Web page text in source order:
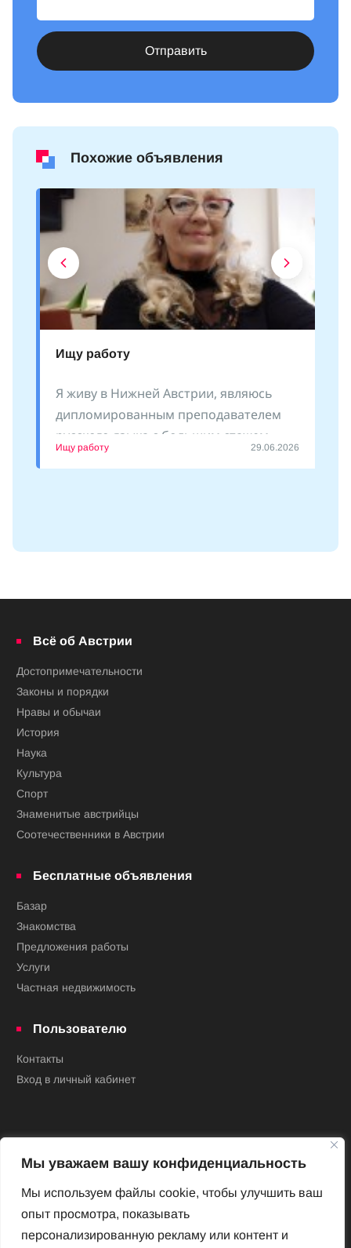
Мы уважаем вашу конфиденциальность
Мы используем файлы cookie, чтобы улучшить ваш
опыт просмотра, показывать
персонализированную рекламу или контент и
Отправить
Похожие объявления
Ищу работу
Я живу в Нижней Австрии, являюсь
дипломированным преподавателем
русского языка с большим стажем
преподавания как
Ищу работу 29.06.2026
Всё об Австрии
Достопримечательности
Законы и порядки
Нравы и обычаи
История
Наука
Культура
Спорт
Знаменитые австрийцы
Соотечественники в Австрии
Бесплатные объявления
Базар
Знакомства
Предложения работы
Услуги
Частная недвижимость
Пользователю
Контакты
Вход в личный кабинет
Новый Венский журнал